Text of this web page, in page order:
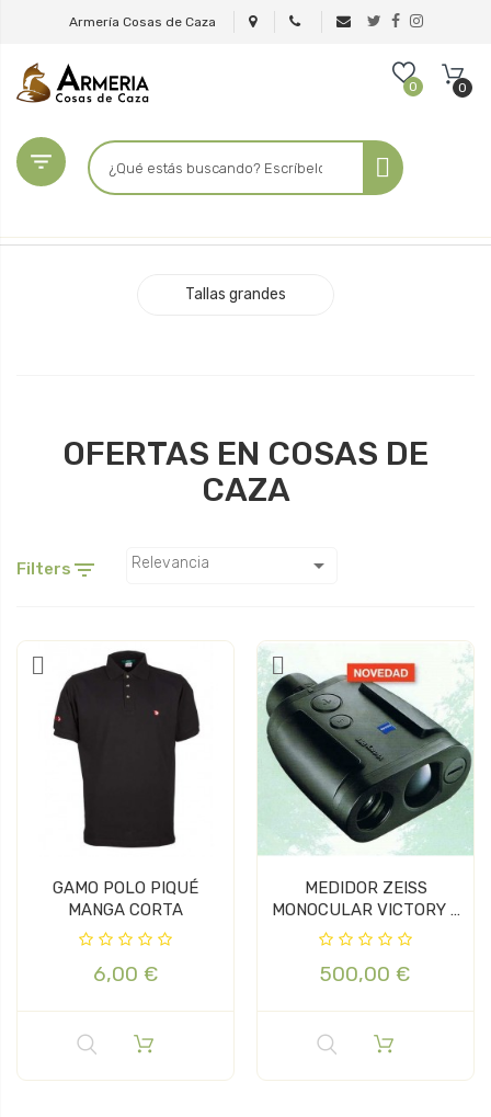
Armería Cosas de Caza
0 0

Tallas grandes
OFERTAS EN COSAS DE
CAZA
Filters  Relevancia 
GAMO POLO PIQUÉ
MANGA CORTA
6,00 €
MEDIDOR ZEISS
MONOCULAR VICTORY 8
X 26
500,00 €